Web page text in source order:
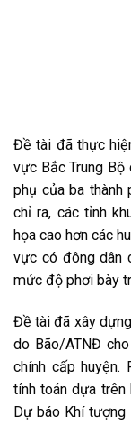
Đề tài đã thực
vực Bắc Trung
phụ của ba thành
chỉ ra, các tỉnh
họa cao hơn các
vực có đông dân
mức độ phơi bày
Đề tài đã xây
do Bão/ATNĐ
chính cấp
tính toán dựa trên
Dự báo Khí